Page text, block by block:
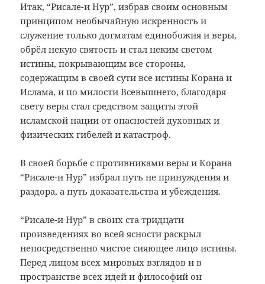
Итак, “Рисале-и Нур”, избрав своим основным
принципом необычайную искренность и
служение только догматам единобожия и веры,
обрёл некую святость и стал неким светом
истины, покрывающим все стороны,
содержащим в своей сути все истины Корана и
Ислама, и по милости Всевышнего, благодаря
свету веры стал средством защиты этой
исламской нации от опасностей духовных и
физических гибелей и катастроф.
В своей борьбе с противниками веры и Корана
“Рисале-и Нур” избрал путь не принуждения и
раздора, а путь доказательства и убеждения.
“Рисале-и Нур” в своих ста тридцати
произведениях во всей ясности раскрыл
непосредственно чистое сияющее лицо истины.
Перед лицом всех мировых взглядов и в
пространстве всех идей и философий он